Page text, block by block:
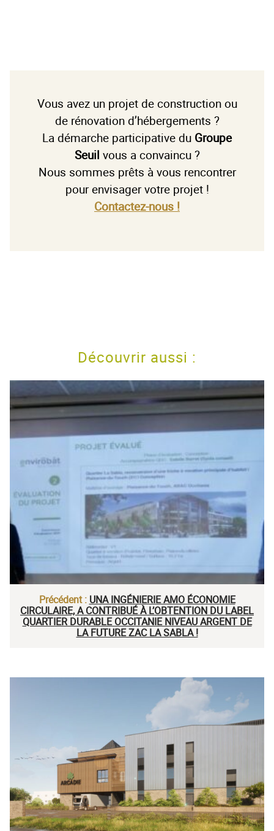
Vous avez un projet de construction ou
de rénovation d’hébergements ?
La démarche participative du Groupe
Seuil vous a convaincu ?
Nous sommes prêts à vous rencontrer
pour envisager votre projet !
Contactez-nous !
Découvrir aussi :
Précédent : UNA INGÉNIERIE AMO ÉCONOMIE
CIRCULAIRE, A CONTRIBUÉ À L’OBTENTION DU LABEL
QUARTIER DURABLE OCCITANIE NIVEAU ARGENT DE
LA FUTURE ZAC LA SABLA !